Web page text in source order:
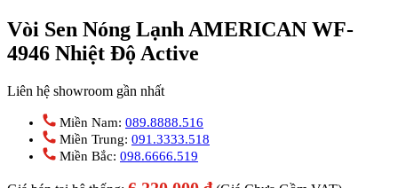
Vòi Sen Nóng Lạnh AMERICAN WF-
4946 Nhiệt Độ Active
Liên hệ showroom gần nhất
Miền Nam: 089.8888.516
Miền Trung: 091.3333.518
Miền Bắc: 098.6666.519